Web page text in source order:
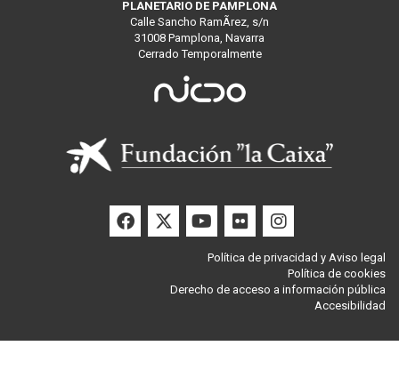
PLANETARIO DE PAMPLONA
Calle Sancho RamÃ­rez, s/n
31008 Pamplona, Navarra
Cerrado Temporalmente
Facebook
TwitterYoutube
Flickr
Política de privacidad y Aviso legal
Política de cookies
Derecho de acceso a información pública
Accesibilidad